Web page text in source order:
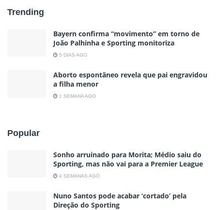
Trending
Bayern confirma “movimento” em torno de
João Palhinha e Sporting monitoriza
5 DIAS AGO
Aborto espontâneo revela que pai engravidou
a filha menor
1 SEMANA AGO
Popular
Sonho arruinado para Morita; Médio saiu do
Sporting, mas não vai para a Premier League
4 SEMANAS AGO
Nuno Santos pode acabar ‘cortado’ pela
Direção do Sporting